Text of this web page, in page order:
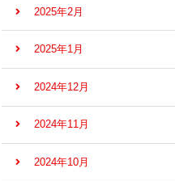
2025年2月
2025年1月
2024年12月
2024年11月
2024年10月